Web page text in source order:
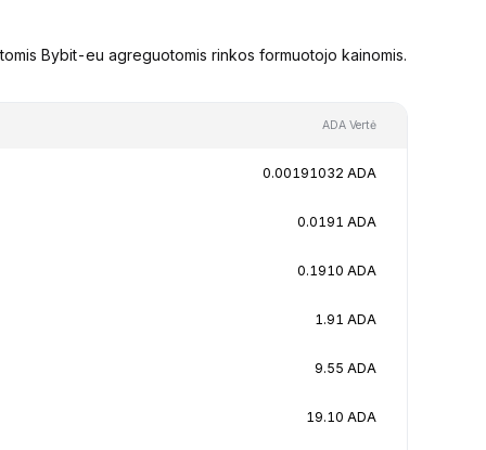
Bybit-eu agreguotomis rinkos formuotojo kainomis.
ADA Vertė
0.00191032 ADA
0.0191 ADA
0.1910 ADA
1.91 ADA
9.55 ADA
19.10 ADA